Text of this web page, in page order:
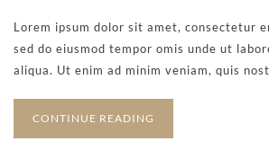
Lorem ipsum dolor sit amet, consectetur
sed do eiusmod tempor omis unde ut
aliqua. Ut enim ad minim veniam, quis
CONTINUE READING